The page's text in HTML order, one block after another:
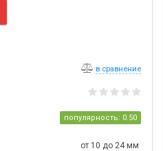
в сравнение
популярность: 0.50
от 10 до 24 мм